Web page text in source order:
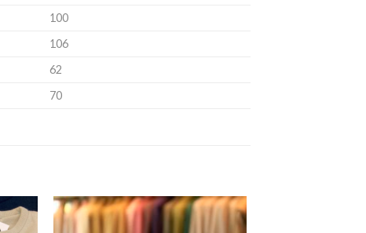
100
106
62
70